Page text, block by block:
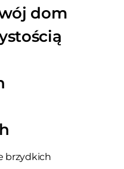
dom
brzydkich